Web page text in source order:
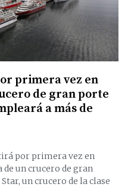
primera vez en
de gran porte
a más de
por primera vez en
un crucero de gran
un crucero de la clase